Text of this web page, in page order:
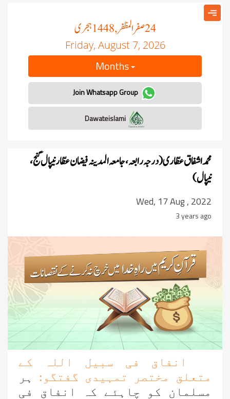
24صفر المظفر, 1448 ہجری
Friday, August 7, 2026
Months
Join Whatsapp Group
محمد اشفاق عطّاری(درجہ رابعہ،جامعہ المدینہ فیضان عطّار نیپال گنج،
نیپال)
Wed, 17 Aug , 2022
3 years ago
انفاق فی سبیل اللہ کے
متعلق مختصر تمہیدی گفتگو: ہر
مسلمان کو چاہئے کہ انفاق فی